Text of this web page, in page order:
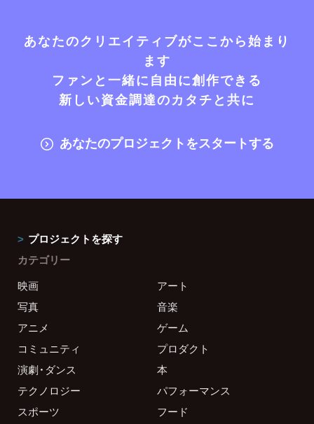
あなたのクリエイティブがここから始まり
ます
ファンと一緒に自由に創作できる
新しい資金調達のカタチと共に
あなたのプロジェクトをスタートする
プロジェクトを探す
カテゴリー
映画
アート
写真
音楽
アニメ
ゲーム
コミュニティ
プロダクト
演劇・ダンス
本
テクノロジー
パフォーマンス
スポーツ
フード